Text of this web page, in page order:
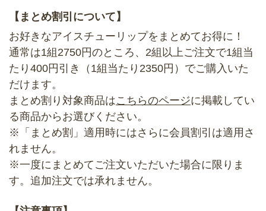
【まとめ割引について】
お好きなアイスチューリップをまとめてお得に！
通常は1組2750円のところ、2組以上ご注文で1組当
たり400円引き（1組当たり2350円）でご購入いた
だけます。
まとめ割り対象商品はこちらのページに掲載してい
る商品からお選びください。
※「まとめ割」適用時にはさらに会員割引は適用さ
れません。
※一度にまとめてご注文いただいた場合に限りま
す。追加注文では承れません。